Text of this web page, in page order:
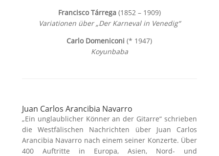
Francisco Tárrega(1852 – 1909)
Variationen über „Der Karneval in Venedig“
Carlo Domeniconi(* 1947)
Koyunbaba
Juan Carlos Arancibia Navarro
„Ein unglaublicher Könner an der Gitarre“ schrieben
die Westfälischen Nachrichten über Juan Carlos
Arancibia Navarro nach einem seiner Konzerte. Über
400 Auftritte in Europa, Asien, Nord- und